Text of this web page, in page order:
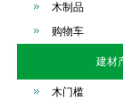
木制品
购物车
建材
木门槛